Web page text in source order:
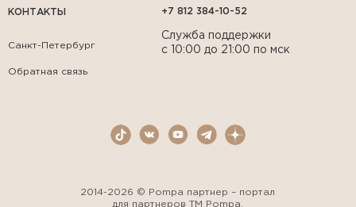
КОНТАКТЫ
Санкт-Петербург
Обратная связь
+7 812 384-10-52
Служба поддержки
с 10:00 до 21:00 по мск
2014-2026 © Pompa партнер – портал
для партнеров ТМ Pompa.